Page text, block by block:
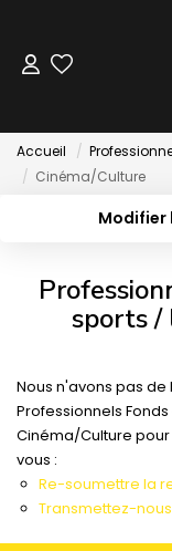
Accueil
Cinéma/Culture
Modifier
sports /
Nous n'avons pas
Professionnels
Cinéma/Culture
vous :
Re-soumettre la
Transmettez-